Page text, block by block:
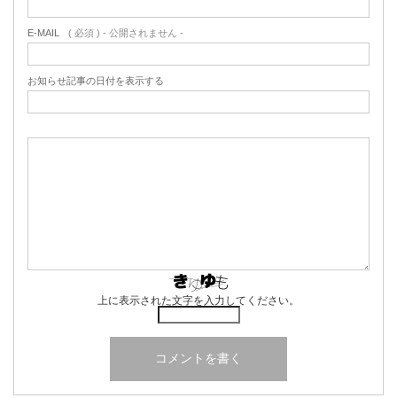
E-MAIL ( 必須 ) - 公開されません -
お知らせ記事の日付を表示する
上に表示された文字を入力してください。